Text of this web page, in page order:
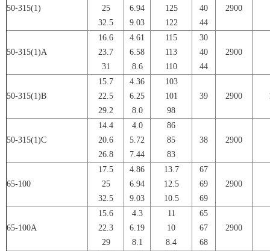
50-315(1)
25
32.5
6.94
9.03
125
122
40
44
2900
50-315(1)A
16.6
23.7
31
4.61
6.58
8.6
115
113
110
30
40
44
2900
50-315(1)B
15.7
22.5
29.2
4.36
6.25
8.0
103
101
98
39 2900
50-315(1)C
14.4
20.6
26.8
4.0
5.72
7.44
86
85
83
38 2900
65-100
17.5
25
32.5
4.86
6.94
9.03
13.7
12.5
10.5
67
69
69
2900
65-100A
15.6
22.3
29
4.3
6.19
8.1
11
10
8.4
65
67
68
2900